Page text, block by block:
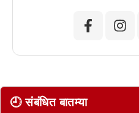
🕘 संबंधित बातम्या